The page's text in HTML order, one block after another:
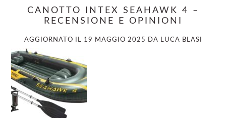
CANOTTO INTEX SEAHAWK 4 –
RECENSIONE E OPINIONI
AGGIORNATO IL 19 MAGGIO 2025 DA LUCA BLASI